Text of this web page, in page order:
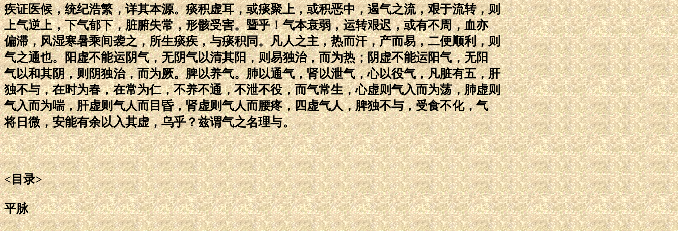
疾证医候，统纪浩繁，详其本源。痰积虚耳，或痰聚上，或积恶中，遏气之流，艰于流转，则
上气逆上，下气郁下，脏腑失常，形骸受害。暨乎！气本衰弱，运转艰迟，或有不周，血亦
偏滞，风湿寒暑乘间袭之，所生痰疾，与痰积同。凡人之主，热而汗，产而易，二便顺利，则
气之通也。阳虚不能运阴气，无阴气以清其阳，则易独治，而为热；阴虚不能运阳气，无阳
气以和其阴，则阴独治，而为厥。脾以养气。肺以通气，肾以泄气，心以役气，凡脏有五，肝
独不与，在时为春，在常为仁，不养不通，不泄不役，而气常生，心虚则气入而为荡，肺虚则
气入而为喘，肝虚则气人而目昏，肾虚则气人而腰疼，四虚气人，脾独不与，受食不化，气
将日微，安能有余以入其虚，乌乎？兹谓气之名理与。
<目录>
平脉